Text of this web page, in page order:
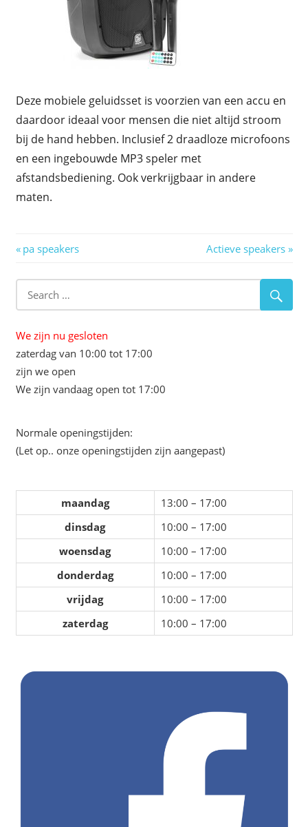
Deze mobiele geluidsset is voorzien van een accu en
daardoor ideaal voor mensen die niet altijd stroom
bij de hand hebben. Inclusief 2 draadloze microfoons
en een ingebouwde MP3 speler met
afstandsbediening. Ook verkrijgbaar in andere
maten.
Berichtnavigatie
Previous
pa speakers
Next
Actieve speakers
We zijn nu gesloten
zaterdag van 10:00 tot 17:00
zijn we open
We zijn vandaag open tot 17:00
Normale openingstijden:
(Let op.. onze openingstijden zijn aangepast)
maandag
13:00 – 17:00
dinsdag
10:00 – 17:00
woensdag
10:00 – 17:00
donderdag
10:00 – 17:00
vrijdag
10:00 – 17:00
zaterdag
10:00 – 17:00